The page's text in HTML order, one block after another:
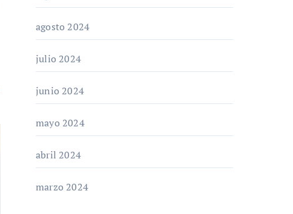
agosto 2024
julio 2024
junio 2024
mayo 2024
abril 2024
marzo 2024